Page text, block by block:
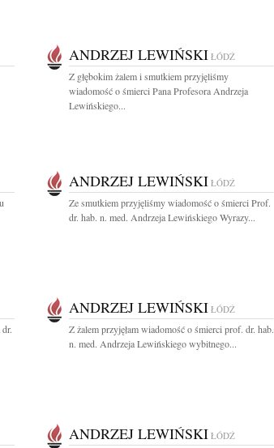
ANDRZEJ LEWIŃSKI ŁÓDŹ
Z głębokim żalem i smutkiem przyjęliśmy
wiadomość o śmierci Pana Profesora Andrzeja
Lewińskiego...
ANDRZEJ LEWIŃSKI ŁÓDŹ
Ze smutkiem przyjęliśmy wiadomość o śmierci Prof.
dr. hab. n. med. Andrzeja Lewińskiego Wyrazy...
ANDRZEJ LEWIŃSKI ŁÓDŹ
Z żalem przyjęłam wiadomość o śmierci prof. dr. hab.
n. med. Andrzeja Lewińskiego wybitnego...
ANDRZEJ LEWIŃSKI ŁÓDŹ